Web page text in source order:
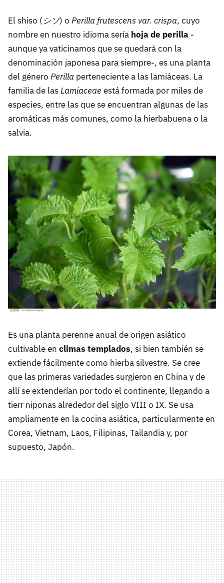
El shiso (シソ) o Perilla frutescens var. crispa, cuyo
nombre en nuestro idioma sería hoja de perilla -
aunque ya vaticinamos que se quedará con la
denominación japonesa para siempre-, es una planta
del género Perilla perteneciente a las lamiáceas. La
familia de lasLamiaceaeestá formada por miles de
especies, entre las que se encuentran algunas de las
aromáticas más comunes, como la hierbabuena o la
salvia.
Es una planta perenne anual de origen asiático
cultivable en climas templados, si bien también se
extiende fácilmente como hierba silvestre. Se cree
que las primeras variedades surgieron en China y de
allí se extenderían por todo el continente, llegando a
tierr niponas alrededor del siglo VIII o IX. Se usa
ampliamente en la cocina asiática, particularmente en
Corea, Vietnam, Laos, Filipinas, Tailandia y, por
supuesto, Japón.